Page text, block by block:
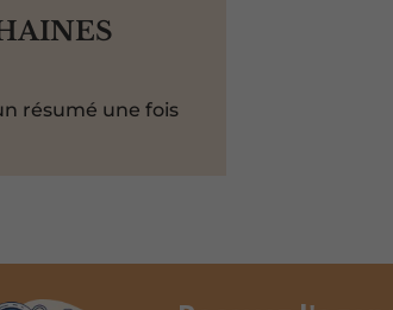
résumé une fois